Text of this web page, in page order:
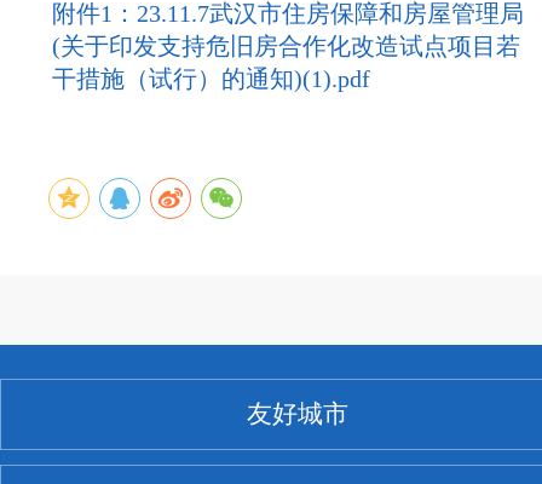
附件1：23.11.7武汉市住房保障和房屋管理局
(关于印发支持危旧房合作化改造试点项目若
干措施（试行）的通知)(1).pdf
友好城市